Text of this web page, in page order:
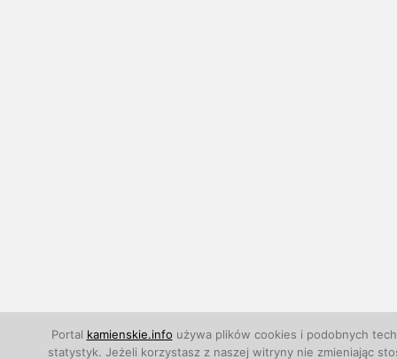
Portal kamienskie.info używa plików cookies i podobnych
statystyk. Jeżeli korzystasz z naszej witryny nie zmieniając